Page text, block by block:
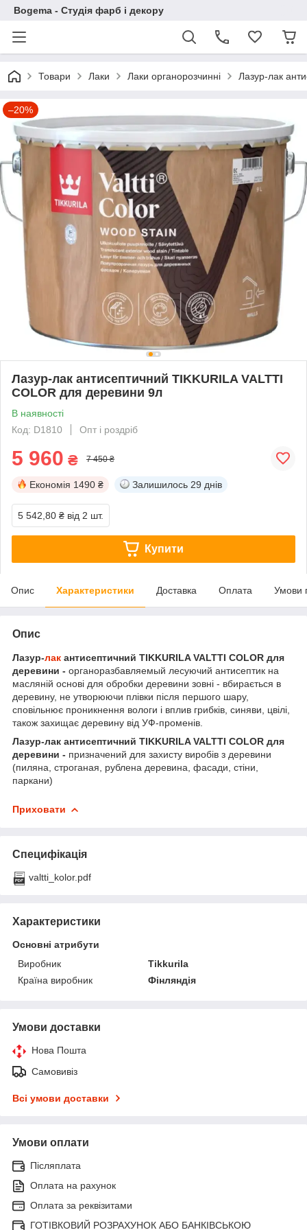
Bogema - Студія фарб і декору
Товари Лаки Лаки органорозчинні Лазур-лак
–20%
Лазур-лак антисептичний TIKKURILA VALTTI
COLOR для деревини 9л
В наявності
Код: D1810
Опт і роздріб
5 960 ₴ 7 450 ₴
Економія 1490 ₴ Залишилось 29 днів
5 542,80 ₴ від 2 шт.
Купити
Опис Характеристики Доставка Оплата Умови
Опис
Лазур-лак антисептичний TIKKURILA VALTTI COLOR для
деревини - органоразбавляемый лесуючий антисептик на
масляній основі для обробки деревини зовні - вбирається в
деревину, не утворюючи плівки після першого шару,
сповільнює проникнення вологи і вплив грибків, синяви, цвілі,
також захищає деревину від УФ-променів.
Лазур-лак антисептичний TIKKURILA VALTTI COLOR для
деревини - призначений для захисту виробів з деревини
(пиляна, строганая, рублена деревина, фасади, стіни,
паркани)
Приховати
Специфікація
valtti_kolor.pdf
Характеристики
Основні атрибути
Виробник
Tikkurila
Країна виробник
Фінляндія
Умови доставки
Нова Пошта
Самовивіз
Всі умови доставки
Умови оплати
Післяплата
Оплата на рахунок
Оплата за реквізитами
ГОТІВКОВИЙ РОЗРАХУНОК АБО БАНКІВСЬКОЮ